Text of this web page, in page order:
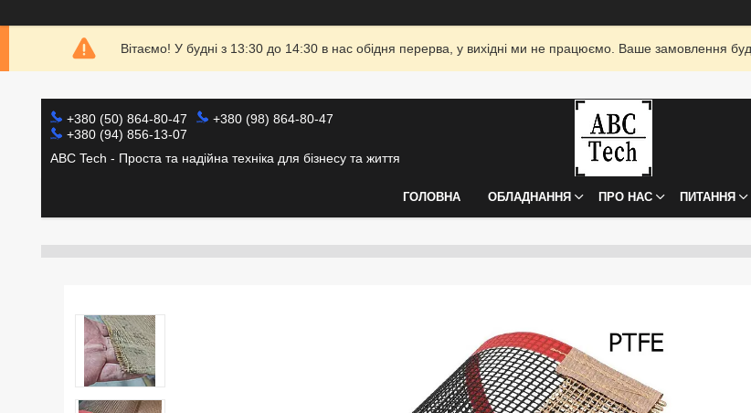
Вітаємо! У будні з 13:30 до 14:30 в нас обідня перерва, у вихідні ми не працюємо. Ваше замовлення
+380 (50) 864-80-47
+380 (98) 864-80-47
+380 (94) 856-13-07
ABC Tech - Проста та надійна техніка для бізнесу та життя
ГОЛОВНА ОБЛАДНАННЯ ПРО НАС ПИТАННЯ